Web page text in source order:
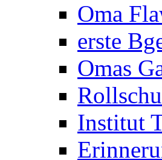
Oma
erste
Omas
Institut